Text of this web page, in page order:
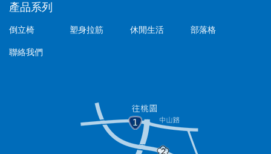
產品系列
倒立椅 塑身拉筋 休閒生活 部落格
聯絡我們